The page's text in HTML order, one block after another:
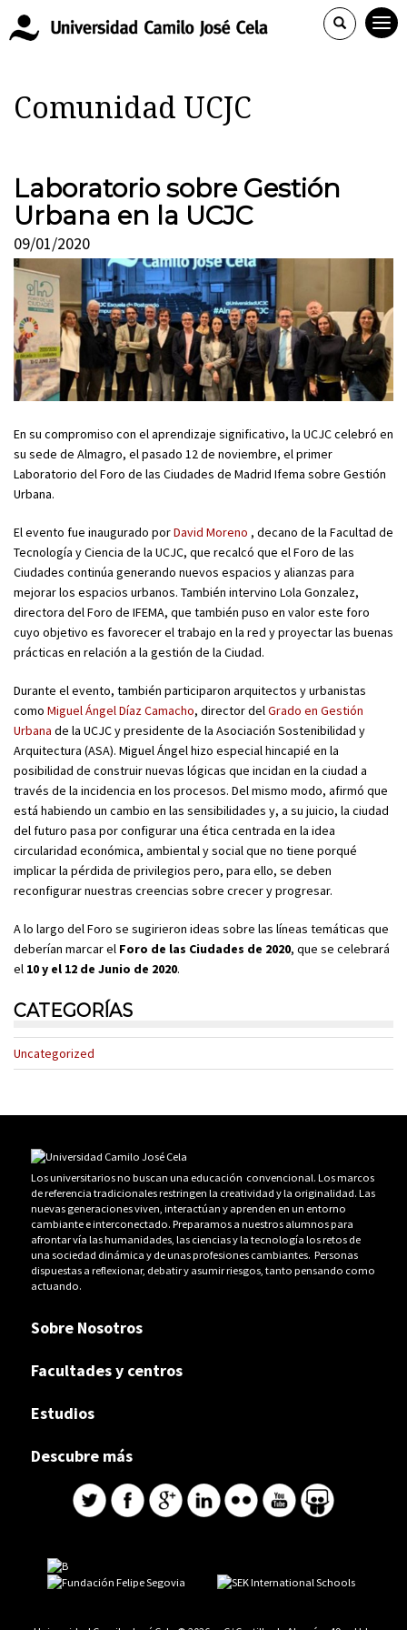
Comunidad UCJC
Laboratorio sobre Gestión
Urbana en la UCJC
09/01/2020
En su compromiso con el aprendizaje significativo, la UCJC celebró en
su sede de Almagro, el pasado 12 de noviembre, el primer
Laboratorio del Foro de las Ciudades de Madrid Ifema sobre Gestión
Urbana.
El evento fue inaugurado porDavid Moreno , decano de la Facultad de
Tecnología y Ciencia de la UCJC, que recalcó que el Foro de las
Ciudades continúa generando nuevos espacios y alianzas para
mejorar los espacios urbanos. También intervino Lola Gonzalez,
directora del Foro de IFEMA, que también puso en valor este foro
cuyo objetivo es favorecer el trabajo en la red y proyectar las buenas
prácticas en relación a la gestión de la Ciudad.
Durante el evento, también participaron arquitectos y urbanistas
como Miguel Ángel Díaz Camacho, director del Grado en Gestión
Urbana de la UCJC y presidente de la Asociación Sostenibilidad y
Arquitectura (ASA). Miguel Ángel hizo especial hincapié en la
posibilidad de construir nuevas lógicas que incidan en la ciudad a
través de la incidencia en los procesos. Del mismo modo, afirmó que
está habiendo un cambio en las sensibilidades y, a su juicio, la ciudad
del futuro pasa por configurar una ética centrada en la idea
circularidad económica, ambiental y social que no tiene porqué
implicar la pérdida de privilegios pero, para ello, se deben
reconfigurar nuestras creencias sobre crecer y progresar.
A lo largo del Foro se sugirieron ideas sobre las líneas temáticas que
deberían marcar el Foro de las Ciudades de 2020, que se celebrará
el 10 y el 12 de Junio de 2020.
CATEGORÍAS
Uncategorized
Los universitarios no buscan una educación convencional. Los marcos
de referencia tradicionales restringen la creatividad y la originalidad. Las
nuevas generaciones viven, interactúan y aprenden en un entorno
cambiante e interconectado. Preparamos a nuestros alumnos para
afrontar vía las humanidades, las ciencias y la tecnología los retos de
una sociedad dinámica y de unas profesiones cambiantes. Personas
dispuestas a reflexionar, debatir y asumir riesgos, tanto pensando como
actuando.
Sobre Nosotros
Facultades y centros
Estudios
Descubre más